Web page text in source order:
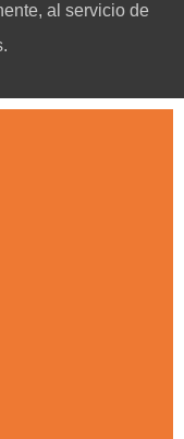
al servicio de